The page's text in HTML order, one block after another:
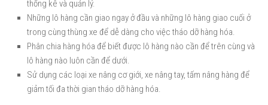
thống kê và quản lý.
Những lô hàng cần giao ngay ở đầu và những lô hàng giao cuối ở
trong cùng thùng xe để dễ dàng cho việc tháo dỡ hàng hóa.
Phân chia hàng hóa để biết được lô hàng nào cần để trên cùng và
lô hàng nào luôn cần để dưới.
Sử dụng các loại xe nâng cơ giới, xe nâng tay, tấm nâng hàng để
giảm tối đa thời gian tháo dỡ hàng hóa.